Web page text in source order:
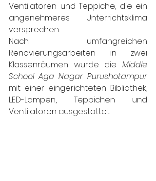
Ventilatoren und Teppiche, die ein
angenehmeres Unterrichtsklima
versprechen.
Nach umfangreichen
Renovierungsarbeiten in zwei
Klassenräumen wurde die Middle
School Aga Nagar Purushotampur
mit einer eingerichteten Bibliothek,
LED-Lampen, Teppichen und
Ventilatoren ausgestattet.